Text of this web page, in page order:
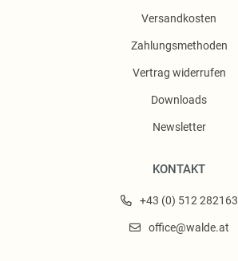
Versandkosten
Zahlungsmethoden
Vertrag widerrufen
Downloads
Newsletter
KONTAKT
+43 (0) 512 282163
office@walde.at